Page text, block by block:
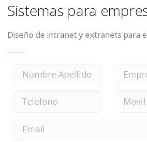
Sistemas para
Diseño de intranet y extranets para